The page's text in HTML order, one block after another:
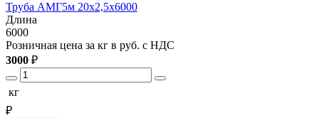
Труба АМГ5м 20х2,5х6000
Длина
6000
Розничная цена за кг в руб. с НДС
3000 ₽
кг
₽